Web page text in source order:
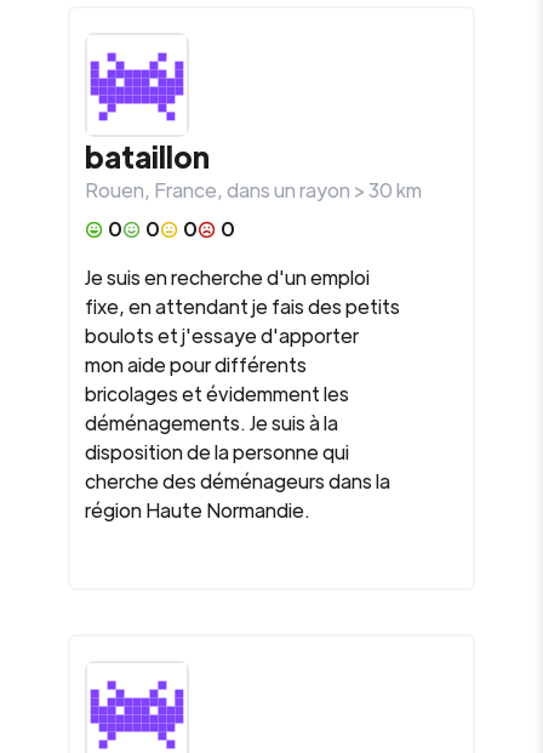
bataillon
Rouen, France, dans un rayon >30km
0
0 0
0
Je suis en recherche d'un emploi
fixe, en attendant je fais des petits
boulots et j'essaye d'apporter
mon aide pour différents
bricolages et évidemment les
déménagements. Je suis à la
disposition de la personne qui
cherche des déménageurs dans la
région Haute Normandie.